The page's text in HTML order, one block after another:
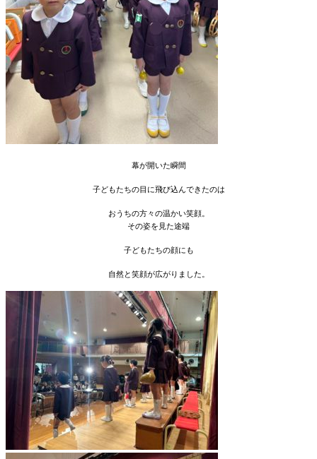
幕が開いた瞬間
子どもたちの目に飛び込んできたのは
おうちの方々の温かい笑顔。
その姿を見た途端
子どもたちの顔にも
自然と笑顔が広がりました。